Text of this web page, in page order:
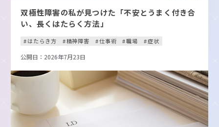
双極性障害の私が見つけた「不安とうまく付き合
い、長くはたらく方法」
はたらき方 精神障害 仕事術 職場 症状
公開日：2026年7月23日